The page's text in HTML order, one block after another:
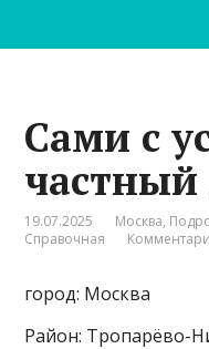
Сами с
частный
19.07.2025 Москва,
Справочная
город: Москва
Район: Тропарёво-